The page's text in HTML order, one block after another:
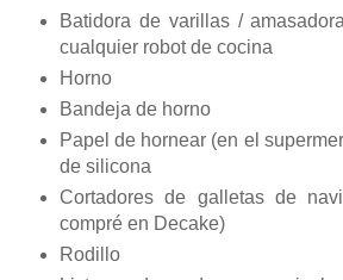
Batidora de varillas /
cualquier robot de cocina
Horno
Bandeja de horno
Papel de hornear (en el
de silicona
Cortadores de galletas de
compré en Decake)
Rodillo